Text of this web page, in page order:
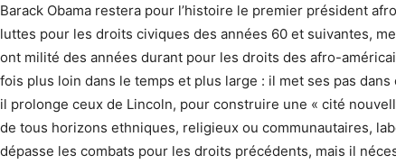
Barack Obama restera pour l’histoire le premier président
luttes pour les droits civiques des années 60 et suivantes,
ont milité des années durant pour les droits des afro-
fois plus loin dans le temps et plus large : il met ses pas
il prolonge ceux de Lincoln, pour construire une « cité
de tous horizons ethniques, religieux ou communautaires,
dépasse les combats pour les droits précédents, mais il